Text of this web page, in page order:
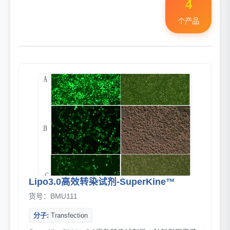
4
个产品
Lipo3.0高效转染试剂-SuperKine™
货号：BMU111
分子: Transfection